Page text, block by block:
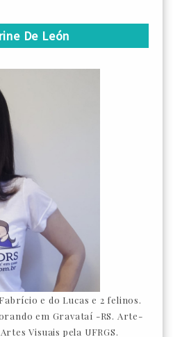
De León
e do Lucas e 2 felinos.
em Gravataí -RS. Arte-
Visuais pela UFRGS.